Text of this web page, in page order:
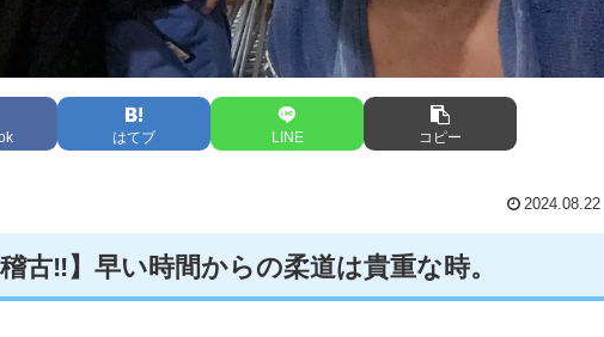
はてブ LINE コピー
2024.08.22
古‼️】早い時間からの柔道は貴重な時。